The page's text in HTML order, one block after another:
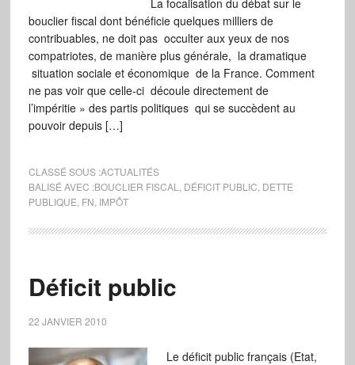
La focalisation du débat sur le
bouclier fiscal dont bénéficie quelques milliers de
contribuables, ne doit pas occulter aux yeux de nos
compatriotes, de manière plus générale, la dramatique
situation sociale et économique de la France. Comment
ne pas voir que celle-ci découle directement de
l’impéritie » des partis politiques qui se succèdent au
pouvoir depuis […]
CLASSÉ SOUS :ACTUALITÉS
BALISÉ AVEC :BOUCLIER FISCAL DÉFICIT PUBLIC DETTE
PUBLIQUE FN IMPÔT
Déficit public
22 JANVIER 2010
Le déficit public français (Etat,